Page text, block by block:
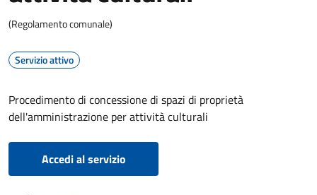
(Regolamento comunale)
Servizio attivo
Procedimento di concessione di spazi di proprietà
dell'amministrazione per attività culturali
Accedi al servizio